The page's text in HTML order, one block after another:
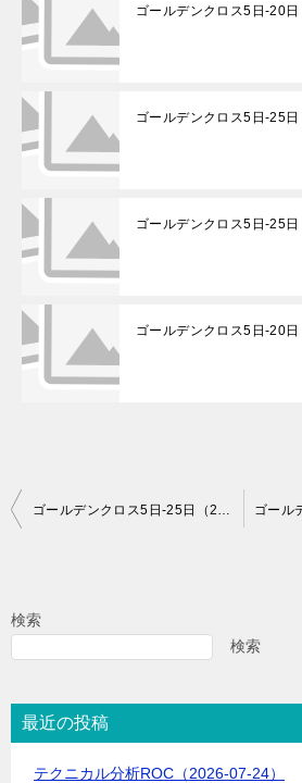
ゴールデンクロス5日-20日
ゴールデンクロス5日-25日
ゴールデンクロス5日-25日
ゴールデンクロス5日-20日
投
ビ
シ
ョ
ゴールデンクロス5日-25日（2024-05-20）
検索
検索
最近の投稿
テクニカル分析ROC（2026-07-24）